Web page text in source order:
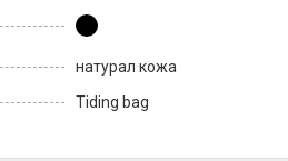
натурал кожа
Tiding bag